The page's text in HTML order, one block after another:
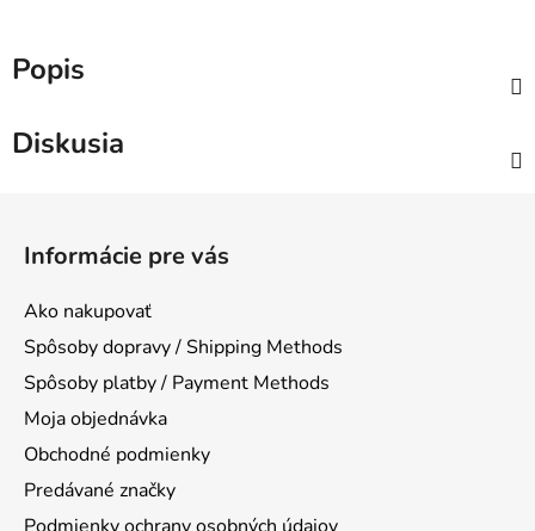
Popis
Diskusia
Informácie pre vás
Ako nakupovať
Spôsoby dopravy / Shipping Methods
Spôsoby platby / Payment Methods
Moja objednávka
Obchodné podmienky
Predávané značky